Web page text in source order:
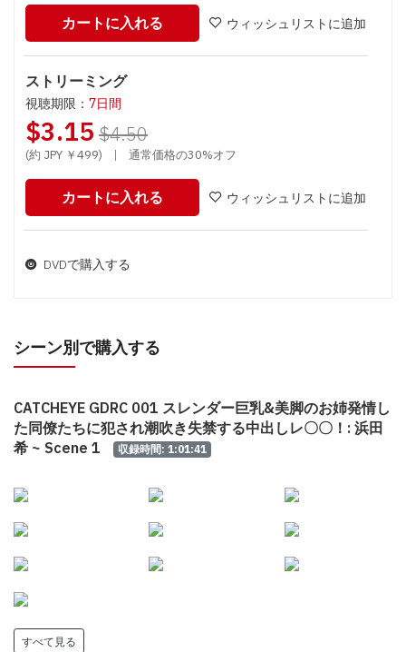
カートに入れる ウィッシュリストに追加
ストリーミング
視聴期限： 7日間
$3.15 $4.50
(約 JPY ￥499) | 通常価格の30%オフ
カートに入れる ウィッシュリストに追加
DVDで購入する
シーン別で購入する
CATCHEYE GDRC 001 スレンダー巨乳&美脚のお姉発情し
た同僚たちに犯され潮吹き失禁する中出しレ〇〇！: 浜田
希 ~ Scene 1
収録時間: 1:01:41
すべて見る